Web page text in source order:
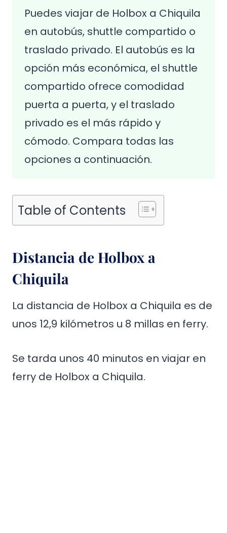
Puedes viajar de Holbox a Chiquila
en autobús, shuttle compartido o
traslado privado. El autobús es la
opción más económica, el shuttle
compartido ofrece comodidad
puerta a puerta, y el traslado
privado es el más rápido y
cómodo. Compara todas las
opciones a continuación.
Table of Contents
Distancia de Holbox a
Chiquila
La distancia de Holbox a Chiquila es de
unos 12,9 kilómetros u 8 millas en ferry.
Se tarda unos 40 minutos en viajar en
ferry de Holbox a Chiquila.